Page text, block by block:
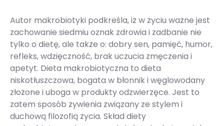
Autor makrobiotyki podkreśla, iż w życiu ważne jest
zachowanie siedmiu oznak zdrowia i zadbanie nie
tylko o dietę, ale także o: dobry sen, pamięć, humor,
refleks, wdzięczność, brak uczucia zmęczenia i
apetyt. Dieta makrobiotyczna to dieta
niskotłuszczowa, bogata w błonnik i węglowodany
złożone i uboga w produkty odzwierzęce. Jest to
zatem sposób żywienia związany ze stylem i
duchową filozofią życia. Skład diety